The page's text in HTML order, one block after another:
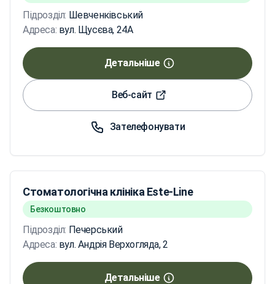
Підрозділ: Шевченківський
Адреса: вул. Щусєва, 24А
Детальніше
Веб-сайт
Зателефонувати
Стоматологічна клініка Este-Line
Безкоштовно
Підрозділ: Печерський
Адреса: вул. Андрія Верхогляда, 2
Детальніше